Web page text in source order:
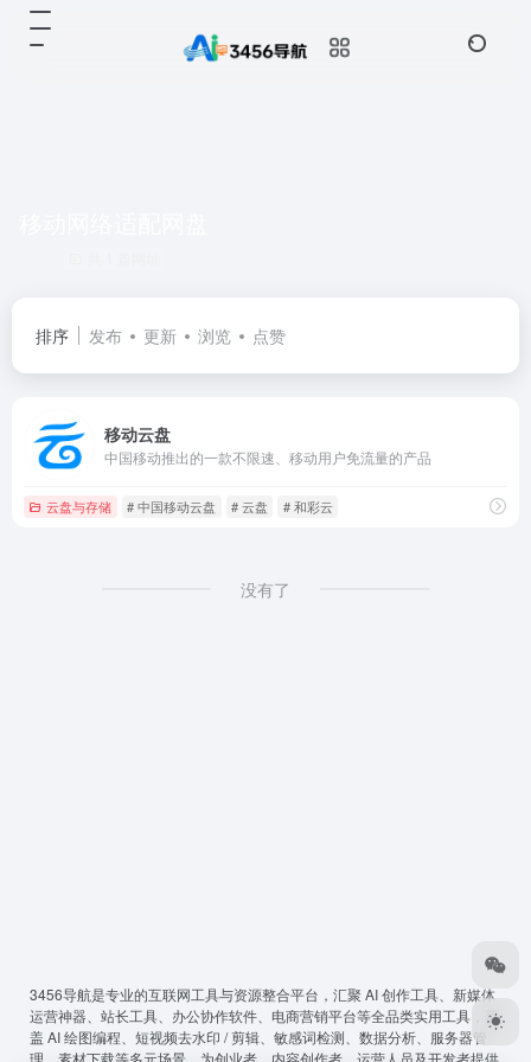
排序 发布 更新 浏览 点赞
移动云盘
中国移动推出的一款不限速、移动用户免流量的产品
云盘与存储 # 中国移动云盘 # 云盘 # 和彩云
没有了
3456导航是专业的互联网工具与资源整合平台，汇聚 AI 创作工具、新媒体
运营神器、站长工具、办公协作软件、电商营销平台等全品类实用工具，覆
盖 AI 绘图编程、短视频去水印 / 剪辑、敏感词检测、数据分析、服务器管
理、素材下载等多元场景，为创业者、内容创作者、运营人员及开发者提供